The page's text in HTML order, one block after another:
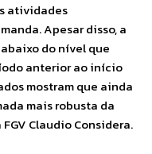
atividades
Apesar disso, a
do nível que
anterior ao início
mostram que ainda
mais robusta da
Claudio Considera.